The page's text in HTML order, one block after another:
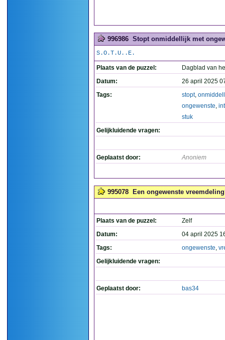
996986 Stopt onmiddellijk met
S.O.T.U..E.
Plaats van de puzzel:
Dagblad van
Datum:
26 april 2025
Tags:
stopt,
ongewenste,
stuk
Gelijkluidende vragen:
Geplaatst door: Anoniem
995078 Een ongewenste
Plaats van de puzzel:
Zelf
Datum:
04 april 2025
Tags:
ongewenste,
Gelijkluidende vragen:
Geplaatst door: bas34